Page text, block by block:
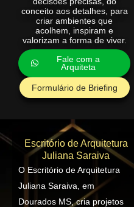
conceito aos detalhes, para
criar ambientes que
acolhem, inspiram e
valorizam a forma de viver.
Fale com a
Arquiteta
Formulário de Briefing
Escritório de Arquitetura
Juliana Saraiva
O Escritório de Arquitetura
Juliana Saraiva, em
Dourados MS, cria projetos